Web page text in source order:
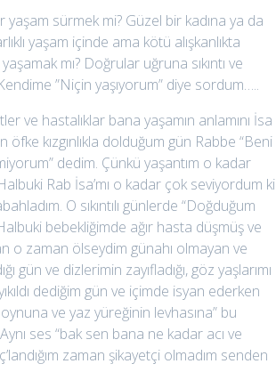
yaşam sürmek mi? Güzel bir kadına ya da
yaşam içinde ama kötü alışkanlıkta
mı? Doğrular uğruna sıkıntı ve
”Niçin yaşıyorum” diye sordum…..
ve hastalıklar bana yaşamın anlamını İsa
kızgınlıkla dolduğum gün Rabbe “Beni
dedim. Çünkü yaşantım o kadar
Rab İsa’mı o kadar çok seviyordum ki
O sıkıntılı günlerde “Doğduğum
bebekliğimde ağır hasta düşmüş ve
o zaman ölseydim günahı olmayan ve
gün ve dizlerimin zayıfladığı, göz yaşlarımı
dediğim gün ve içimde isyan ederken
ve yaz yüreğinin levhasına” bu
ses “bak sen bana ne kadar acı ve
zaman şikayetçi olmadım senden